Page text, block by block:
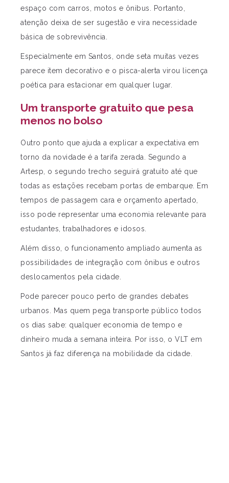
espaço com carros, motos e ônibus. Portanto,
atenção deixa de ser sugestão e vira necessidade
básica de sobrevivência.
Especialmente em Santos, onde seta muitas vezes
parece item decorativo e o pisca-alerta virou licença
poética para estacionar em qualquer lugar.
Um transporte gratuito que pesa
menos no bolso
Outro ponto que ajuda a explicar a expectativa em
torno da novidade é a tarifa zerada. Segundo a
Artesp, o segundo trecho seguirá gratuito até que
todas as estações recebam portas de embarque. Em
tempos de passagem cara e orçamento apertado,
isso pode representar uma economia relevante para
estudantes, trabalhadores e idosos.
Além disso, o funcionamento ampliado aumenta as
possibilidades de integração com ônibus e outros
deslocamentos pela cidade.
Pode parecer pouco perto de grandes debates
urbanos. Mas quem pega transporte público todos
os dias sabe: qualquer economia de tempo e
dinheiro muda a semana inteira. Por isso, o VLT em
Santos já faz diferença na mobilidade da cidade.